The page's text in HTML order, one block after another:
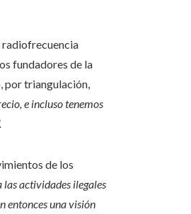
radiofrecuencia
fundadores de la
por triangulación,
e incluso tenemos
de los
las actividades ilegales
entonces una visión